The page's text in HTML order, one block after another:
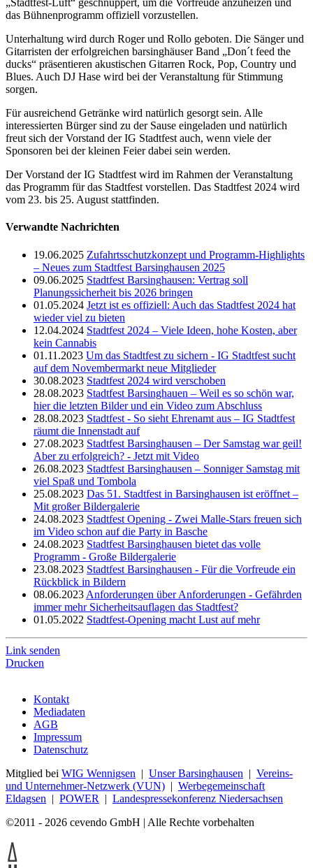
„Stadtfest-Luft“ geschnuppert, um die Vorfreude anzuheizen und
das Bühnenprogramm offiziell vorzustellen.
Unterhaltung wird durch Roger und Rollo geboten. Die Sänger und
Gitarristen der erfolgreichen barsinghäuser Band „Don´t feed the
ducks“ präsentieren akustischen Gitarren Rock, Pop, Country und
Blues. Auch DJ Hase wird bei der Veranstaltung für Stimmung
sorgen.
Für ausreichend Getränke wird natürlich gesorgt sein. Alle
interessierten Bürger sind zu der Sause eingeladen und natürlich
freut sich der Vorstand der IG Stadtfest auch, wenn viele der
Sponsoren bei der kleinen Feier dabei sein werden.
Der Vorstand der IG Stadtfest wird im Rahmen der Veranstaltung
das Programm für das Stadtfest vorstellen. Das Stadtfest 2024 wird
vom 23. bis 25. August stattfinden.
Verwandte Nachrichten
19.06.2025 Zufahrtsschutzkonzept und Programm-Highlights
– Neues zum Stadtfest Barsinghausen 2025
09.06.2025 Stadtfest Barsinghausen: Vertrag soll
Planungssicherheit bis 2026 bringen
01.05.2024 Jetzt ist es offiziell: Auch das Stadtfest 2024 hat
wieder viel zu bieten
12.04.2024 Stadtfest 2024 – Viele Ideen, hohe Kosten, aber
kein Cannabis
01.11.2023 Um das Stadtfest zu sichern - IG Stadtfest sucht
auf dem Novembermarkt neue Mitglieder
30.08.2023 Stadtfest 2024 wird verschoben
28.08.2023 Stadtfest Barsinghauen – Weil es so schön war,
hier die letzten Bilder und ein Video zum Abschluss
28.08.2023 Stadtfest - So sieht Ehrenamt aus – IG Stadtfest
räumt die Innenstadt auf
27.08.2023 Stadtfest Barsinghausen – Der Samstag war geil!
Aber zu erfolgreich? - Jetzt mit Video
26.08.2023 Stadtfest Barsinghausen – Sonniger Samstag mit
viel Spaß und Tombola
25.08.2023 Das 51. Stadtfest in Barsinghausen ist eröffnet –
Mit großer Bildergalerie
24.08.2023 Stadtfest Opening - Zwei Malle-Stars freuen sich
im Video schon auf die Party in Basche
24.08.2023 Stadtfest Barsinghausen bietet das volle
Programm - Große Bildergalerie
23.08.2023 Stadtfest Barsinghausen - Für die Vorfreude ein
Rückblick in Bildern
08.06.2023 Anforderungen über Anforderungen - Gefährden
immer mehr Sicherheitsauflagen das Stadtfest?
01.05.2022 Stadtfest-Opening macht Lust auf mehr
Link senden
Drucken
Kontakt
Mediadaten
AGB
Impressum
Datenschutz
Mitglied bei WIG Wennigsen | Unser Barsinghausen | Vereins-
und Unternehmer-Netzwerk (VUN) | Werbegemeinschaft
Eldagsen | POWER | Landespressekonferenz Niedersachsen
©2011 - 2026 cevendo GmbH | Alle Rechte vorbehalten